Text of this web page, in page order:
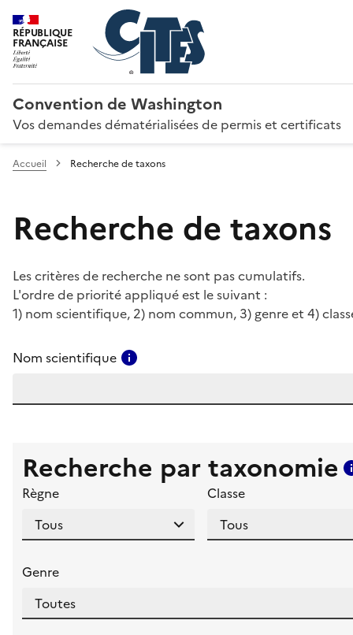
RÉPUBLIQUE
FRANÇAISE
Convention de Washington
Vos demandes dématérialisées de permis et certificats
Accueil Recherche de taxons
Recherche de taxons
Les critères de recherche ne sont pas cumulatifs.
L'ordre de priorité appliqué est le suivant :
1) nom scientifique, 2) nom commun, 3) genre et 4)
Nom scientifique
Recherche par taxonomie
Règne Classe
Genre